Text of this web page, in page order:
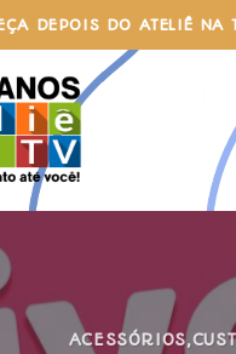
DEPOIS DO ATELIÊ NA
ACESSÓRIOS,